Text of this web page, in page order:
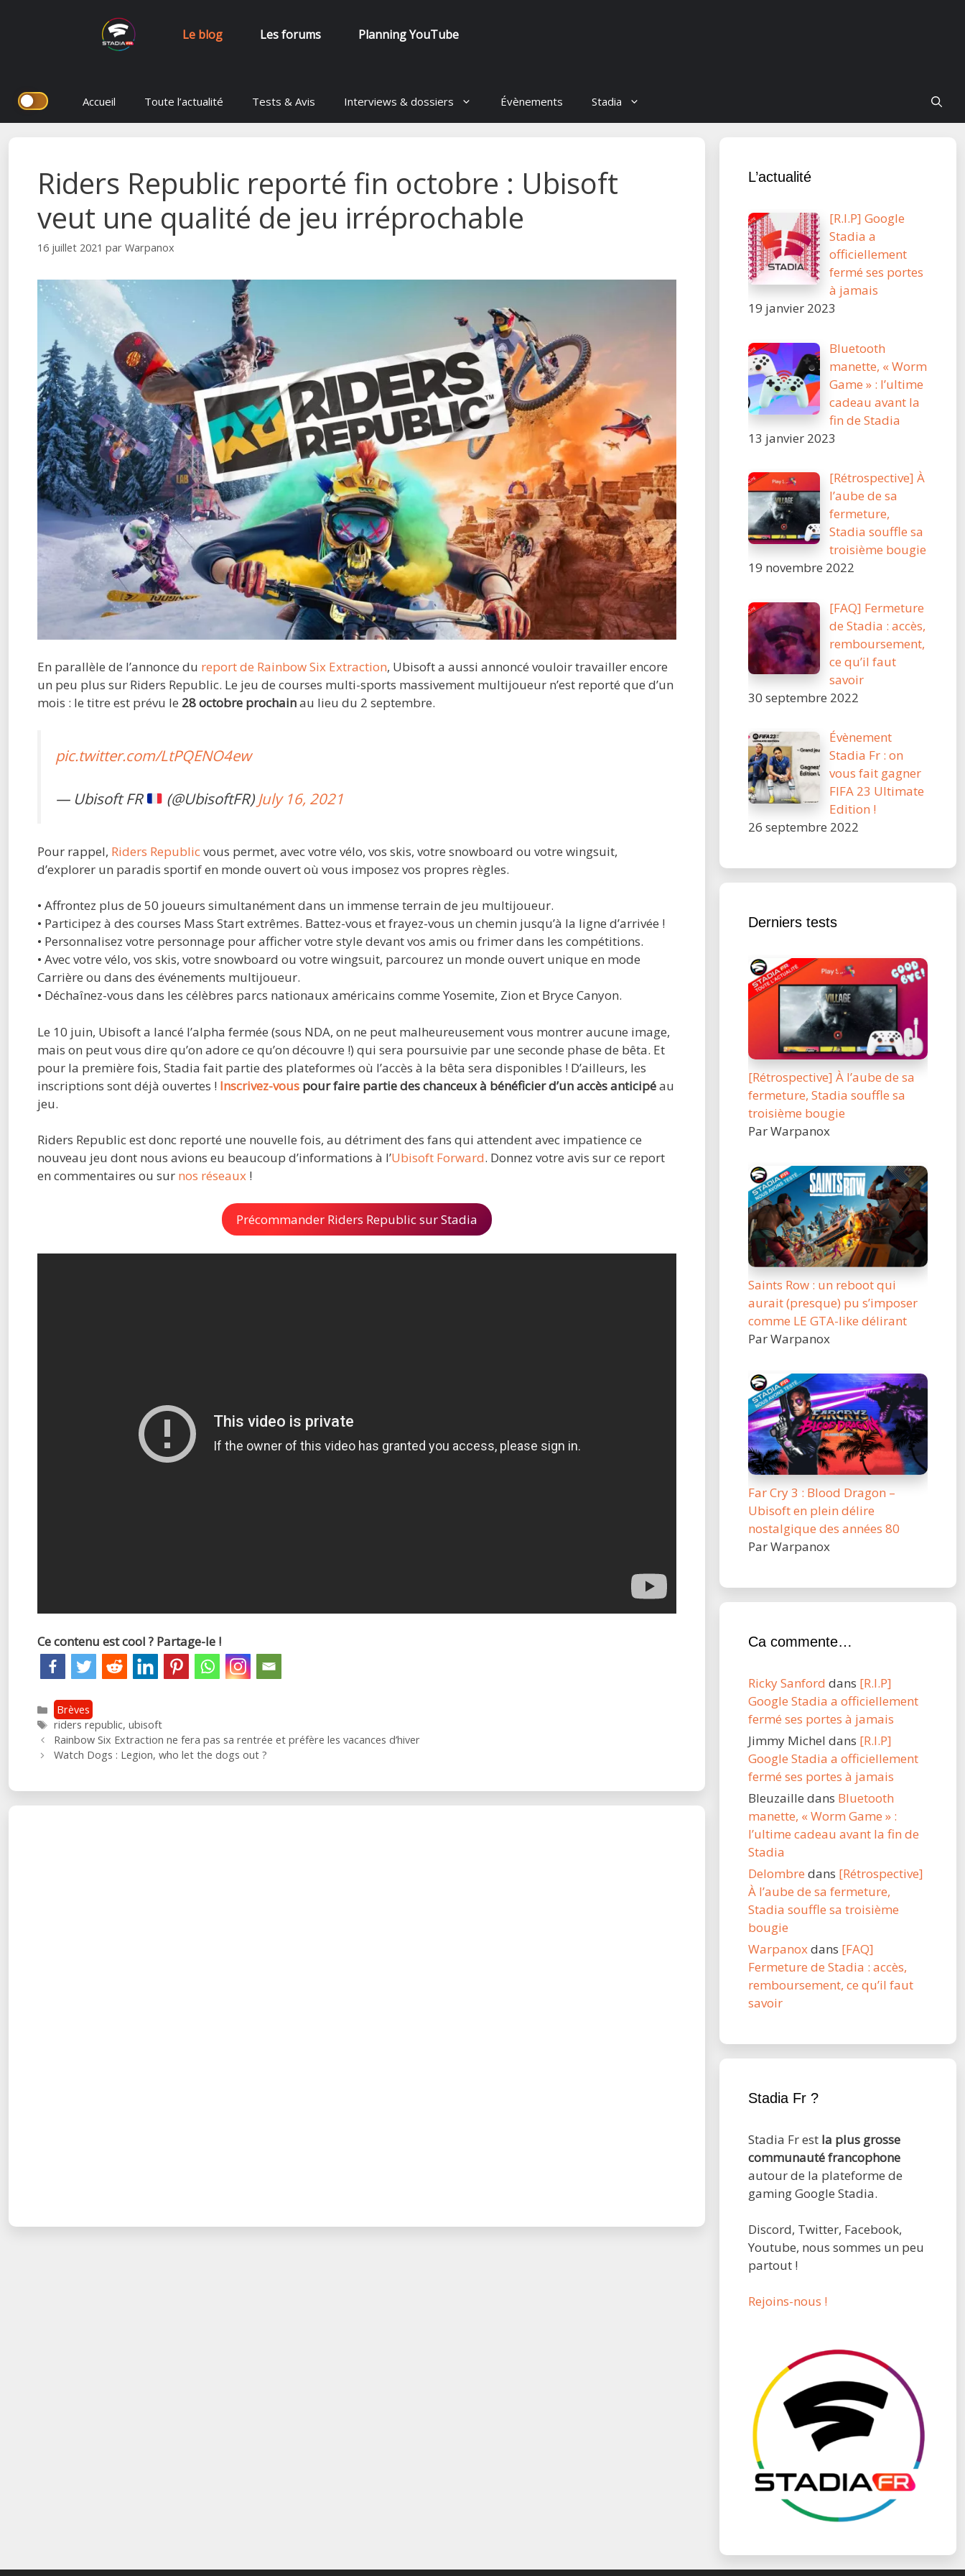
Le blog Les forums Planning YouTube
Aller
contenu
Accueil Toute l’actualité Tests & Avis Interviews & dossiers Évènements Stadia
Riders Republic reporté fin octobre : Ubisoft
veut une qualité de jeu irréprochable
16 juillet 2021 par Warpanox
En parallèle de l’annonce du report de Rainbow Six Extraction, Ubisoft a aussi annoncé vouloir travailler encore
un peu plus sur Riders Republic. Le jeu de courses multi-sports massivement multijoueur n’est reporté que d’un
mois : le titre est prévu le 28 octobre prochainau lieu du 2 septembre.
pic.twitter.com/LtPQENO4ew
— Ubisoft FR (@UbisoftFR) July 16, 2021
Pour rappel, Riders Republicvous permet, avec votre vélo, vos skis, votre snowboard ou votre wingsuit,
d’explorer un paradis sportif en monde ouvert où vous imposez vos propres règles.
• Affrontez plus de 50 joueurs simultanément dans un immense terrain de jeu multijoueur.
• Participez à des courses Mass Start extrêmes. Battez-vous et frayez-vous un chemin jusqu’à la ligne d’arrivée !
• Personnalisez votre personnage pour afficher votre style devant vos amis ou frimer dans les compétitions.
• Avec votre vélo, vos skis, votre snowboard ou votre wingsuit, parcourez un monde ouvert unique en mode
Carrière ou dans des événements multijoueur.
• Déchaînez-vous dans les célèbres parcs nationaux américains comme Yosemite, Zion et Bryce Canyon.
Le 10 juin, Ubisoft a lancé l’alpha fermée (sous NDA, on ne peut malheureusement vous montrer aucune image,
mais on peut vous dire qu’on adore ce qu’on découvre !) qui sera poursuivie par une seconde phase de bêta. Et
pour la première fois, Stadia fait partie des plateformes où l’accès à la bêta sera disponibles ! D’ailleurs, les
inscriptions sont déjà ouvertes ! Inscrivez-vous pour faire partie des chanceux à bénéficier d’un accès anticipéau
jeu.
Riders Republic est donc reporté une nouvelle fois, au détriment des fans qui attendent avec impatience ce
nouveau jeu dont nous avions eu beaucoup d’informations à l’Ubisoft Forward. Donnez votre avis sur ce report
en commentaires ou sur nos réseaux !
Précommander Riders Republic sur Stadia
Ce contenu est cool ? Partage-le !
Catégories
Brèves
Étiquettes
riders republic,ubisoft
Post
navigation
Rainbow Six Extraction ne fera pas sa rentrée et préfère les vacances d’hiver
Watch Dogs : Legion, who let the dogs out ?
L’actualité
[R.I.P] Google
Stadia a
officiellement
fermé ses portes
à jamais
19 janvier 2023
Bluetooth
manette, « Worm
Game » : l’ultime
cadeau avant la
fin de Stadia
13 janvier 2023
[Rétrospective] À
l’aube de sa
fermeture,
Stadia souffle sa
troisième bougie
19 novembre 2022
[FAQ] Fermeture
de Stadia : accès,
remboursement,
ce qu’il faut
savoir
30 septembre 2022
Évènement
Stadia Fr : on
vous fait gagner
FIFA 23 Ultimate
Edition !
26 septembre 2022
Derniers tests
[Rétrospective] À l’aube de sa
fermeture, Stadia souffle sa
troisième bougie
Par Warpanox
Saints Row : un reboot qui
aurait (presque) pu s’imposer
comme LE GTA-like délirant
Par Warpanox
Far Cry 3 : Blood Dragon –
Ubisoft en plein délire
nostalgique des années 80
Par Warpanox
Ca commente…
Ricky Sanford dans [R.I.P]
Google Stadia a officiellement
fermé ses portes à jamais
Jimmy Michel dans [R.I.P]
Google Stadia a officiellement
fermé ses portes à jamais
Bleuzaille dans Bluetooth
manette, « Worm Game » :
l’ultime cadeau avant la fin de
Stadia
Delombre dans [Rétrospective]
À l’aube de sa fermeture,
Stadia souffle sa troisième
bougie
Warpanoxdans [FAQ]
Fermeture de Stadia : accès,
remboursement, ce qu’il faut
savoir
Stadia Fr ?
Stadia Fr est la plus grosse
communauté francophone
autour de la plateforme de
gaming Google Stadia.
Discord, Twitter, Facebook,
Youtube, nous sommes un peu
partout !
Rejoins-nous !